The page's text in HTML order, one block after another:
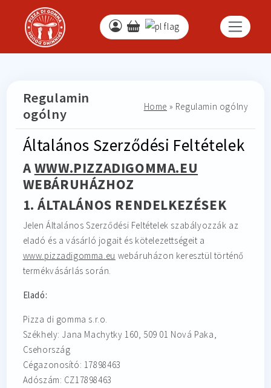
Regulamin
ogólny
Home » Regulamin ogólny
Általános Szerződési Feltételek
A WWW.PIZZADIGOMMA.EU
WEBÁRUHÁZHOZ
1. ÁLTALÁNOS RENDELKEZÉSEK
Jelen Általános Szerződési Feltételek szabályozzák az
eladó és a vásárló jogait és kötelezettségeit a
www.pizzadigomma.eu webáruházon keresztül történő
termékvásárlás során.
Eladó:
Pizza di gomma s.r.o.
Székhely: Jana Machytky 160, 509 01 Nová Paka,
Csehország
Cégazonosító: 17898463
Adószám: CZ17898463